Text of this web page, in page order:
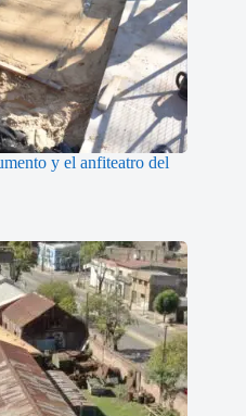
y el anfiteatro del